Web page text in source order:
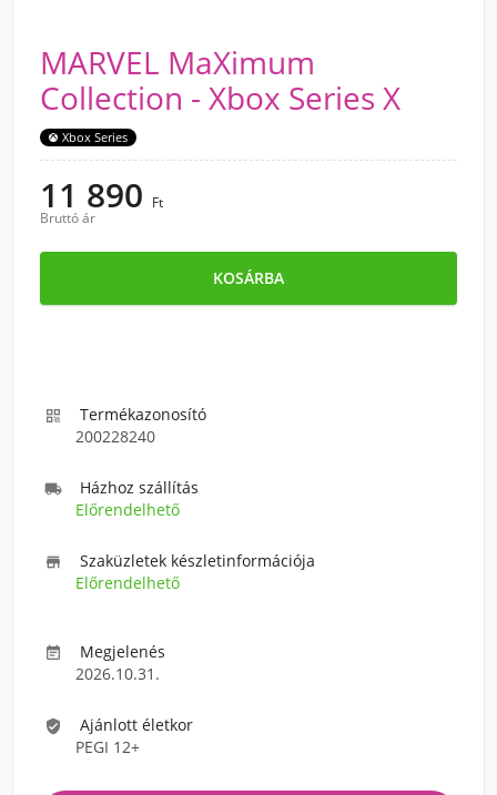
MARVEL MaXimum
Collection - Xbox Series X
Xbox Series
11 890 Ft
Bruttó ár
KOSÁRBA

Termékazonosító
200228240

Házhoz szállítás
Előrendelhető

Szaküzletek készletinformációja
Előrendelhető

Megjelenés
2026.10.31.

Ajánlott életkor
PEGI 12+